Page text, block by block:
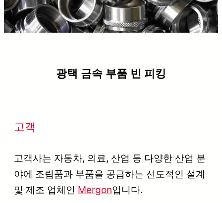
광택 금속 부품 빈 피킹
고객
고객사는 자동차, 의료, 산업 등 다양한 산업 분
야에 조립품과 부품을 공급하는 선도적인 설계
및 제조 업체인 Mergon입니다.